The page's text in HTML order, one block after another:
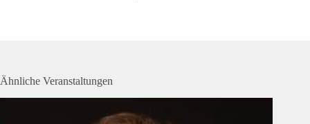
Ähnliche Veranstaltungen